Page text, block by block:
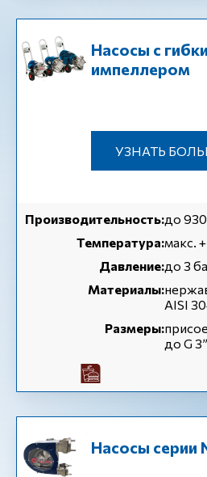
Насосы с
импеллером
УЗНАТЬ
Производительность:до
Температура:макс.
Давление:до 3
Материалы:
AISI
Размеры:
до G 3”
Насосы серии